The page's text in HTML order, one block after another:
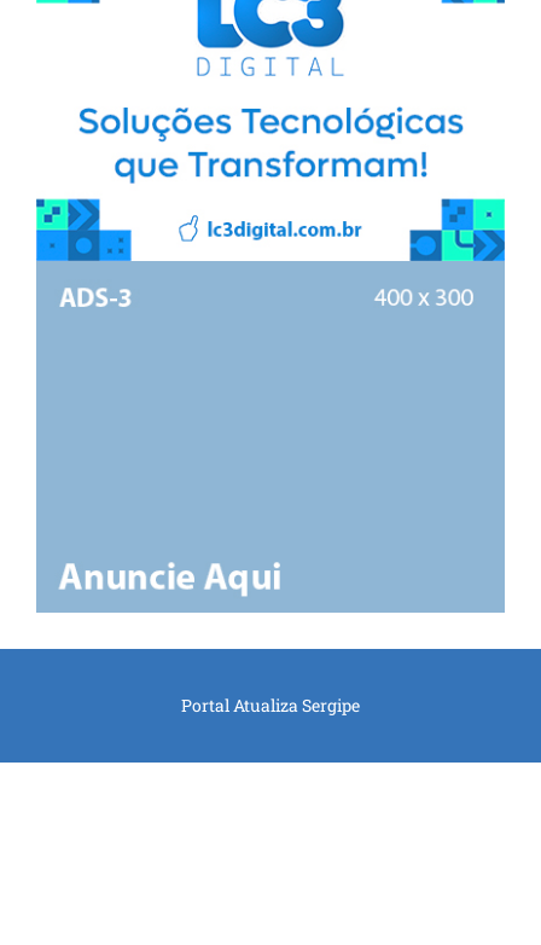
Portal Atualiza Sergipe